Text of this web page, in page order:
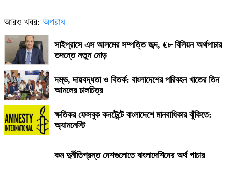
আরও খবর: অপরাধ
সাইপ্রাসে এস আলমের সম্পত্তি জব্দ, €৮ বিলিয়ন অর্থপাচার
তদন্তে নতুন মোড়
দম্ভ, দায়বদ্ধতা ও বিতর্ক: বাংলাদেশের পরিবহন খাতের তিন
আমলের চালচিত্র
ক্ষতিকর ফেসবুক কনটেন্টে বাংলাদেশে মানবাধিকার ঝুঁকিতে:
অ্যামনেস্টি
কম দুর্নীতিগ্রস্ত দেশগুলোতে বাংলাদেশিদের অর্থ পাচার